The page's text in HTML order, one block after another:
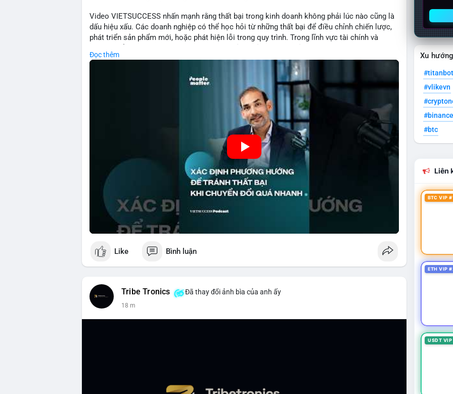
Video VIETSUCCESS nhấn mạnh rằng thất bại trong kinh doanh không phải lúc nào cũng là
dấu hiệu xấu. Các doanh nghiệp có thể học hỏi từ những thất bại để điều chỉnh chiến lược,
phát triển sản phẩm mới, hoặc phát hiện lỗi trong quy trình. Trong lĩnh vực tài chính và
này đặc biệt quan trọng khi áp dụng vào các mô hình kinh doanh mới hoặc đầu tư vào dự án
Đọc thêm
Like Bình luận
Tribe Tronics Đã thay đổi ảnh bìa của anh ấy
18 m
Xu
#titanbot
#vlikevn
#btc
Liên
BTC VIP
ETH VIP
USDT